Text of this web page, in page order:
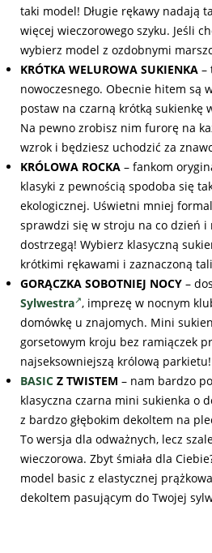
taki model! Długie rękawy nadają
więcej wieczorowego szyku. Jeśli
wybierz model z ozdobnymi
KRÓTKA WELUROWA SUKIENKA –
nowoczesnego. Obecnie hitem są
postaw na czarną krótką sukienkę
Na pewno zrobisz nim furorę na
wzrok i będziesz uchodzić za
KRÓLOWA ROCKA – fankom
klasyki z pewnością spodoba się
ekologicznej. Uświetni mniej
sprawdzi się w stroju na co dzień i
dostrzegą! Wybierz klasyczną
krótkimi rękawami i zaznaczoną
GORĄCZKA SOBOTNIEJ NOCY –
Sylwestra , imprezę w nocnym
domówkę u znajomych. Mini
gorsetowym kroju bez ramiączek
najseksowniejszą królową parkietu!
BASIC Z TWISTEM – nam bardzo
klasyczna czarna mini sukienka o
z bardzo głębokim dekoltem na
To wersja dla odważnych, lecz
wieczorowa. Zbyt śmiała dla
model basic z elastycznej
dekoltem pasującym do Twojej